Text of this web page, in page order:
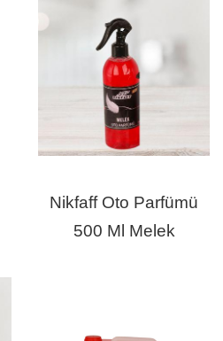
Nikfaff Oto Parfümü
500 Ml Melek